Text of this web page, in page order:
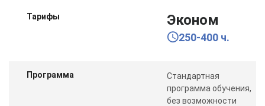
Тарифы Эконом
250-400 ч.
Программа
Стандартная
программа обучения,
без возможности